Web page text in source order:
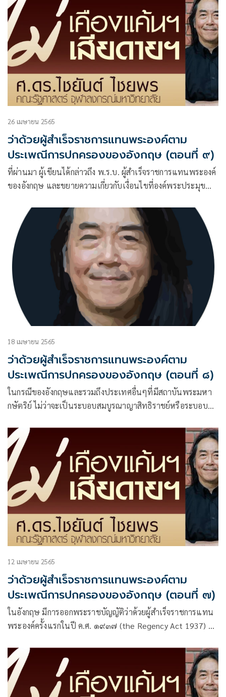
(ฉบับชั่วคราว) พุทธศักราช ๒๕๕๗ และข้อความที่ให้เพิ่มเติมคือ
“
26 เมษายน 2565
ว่าด้วยผู้สำเร็จราชการแทนพระองค์ตาม
ประเพณีการปกครองของอังกฤษ (ตอนที่ ๙)
ที่ผ่านมา ผู้เขียนได้กล่าวถึง พ.ร.บ. ผู้สำเร็จราชการแทนพระองค์
ของอังกฤษ และขยายความเกี่ยวกับเงื่อนไขที่องค์พระประมุข
ประทับอยู่ในราชอาณาจักร, ทรงพระประชวร, ทรงพระเยาว์
เป็นต้น และผู้เขียนได้ย้ำและให้ตัวอย่างต่างๆในกรณีของ
อังกฤษที่ชี้ว่า แม้ว่าเจตนารมณ์ของ พ.ร.บ. จะมุ่งให้ครอบคลุม
เงื่อนไขต่างๆ
18 เมษายน 2565
ว่าด้วยผู้สำเร็จราชการแทนพระองค์ตาม
ประเพณีการปกครองของอังกฤษ (ตอนที่ ๘)
ในกรณีของอังกฤษและรวมถึงประเทศอื่นๆที่มีสถาบันพระมหา
กษัตริย์ ไม่ว่าจะเป็นระบอบสมบูรณาญาสิทธิราชย์หรือระบอบ
ในการแต่งตั้งผู้สำเร็จราชการแทนพระองค์คือ การแต่งตั้งผู้ที่อยู่
ในอันดับแรกที่จะสืบราชสันตติวงศ์
12 เมษายน 2565
ว่าด้วยผู้สำเร็จราชการแทนพระองค์ตาม
ประเพณีการปกครองของอังกฤษ (ตอนที่ ๗)
ในอังกฤษ มีการออกพระราชบัญญัติว่าด้วยผู้สำเร็จราชการแทน
พระองค์ครั้งแรกในปี ค.ศ. ๑๙๓๗ (the Regency Act 1937) ต่อ
นั้น ก็เพราะว่า พ.ร.บ. ที่ออกมาครั้งแรกไม่สามารถตอบโจทย์หรือ
สถานการณ์จริงที่เกิดขึ้น